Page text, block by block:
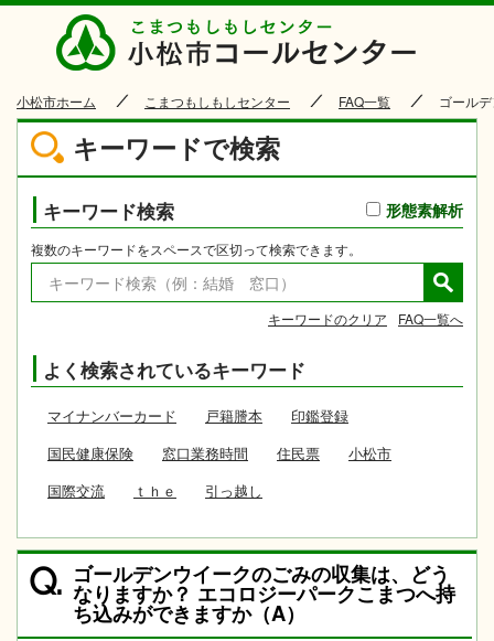
小松市ホーム こまつもしもしセンター FAQ一覧 ゴール
キーワードで検索
キーワード検索 形態素解析
複数のキーワードをスペースで区切って検索できます。
キーワードのクリア FAQ一覧へ
よく検索されているキーワード
マイナンバーカード 戸籍謄本
印鑑登録
国民健康保険
窓口業務時間 住民票
小松市
国際交流
ｔｈｅ 引っ越し
Q. ゴールデンウイークのごみの収集は、どう
なりますか？ エコロジーパークこまつへ持
ち込みができますか（A）